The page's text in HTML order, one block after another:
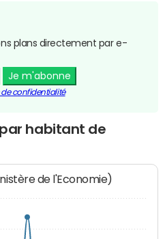
plans directement par e-
Je m'abonne
de confidentialité
habitant de
de l'Economie)